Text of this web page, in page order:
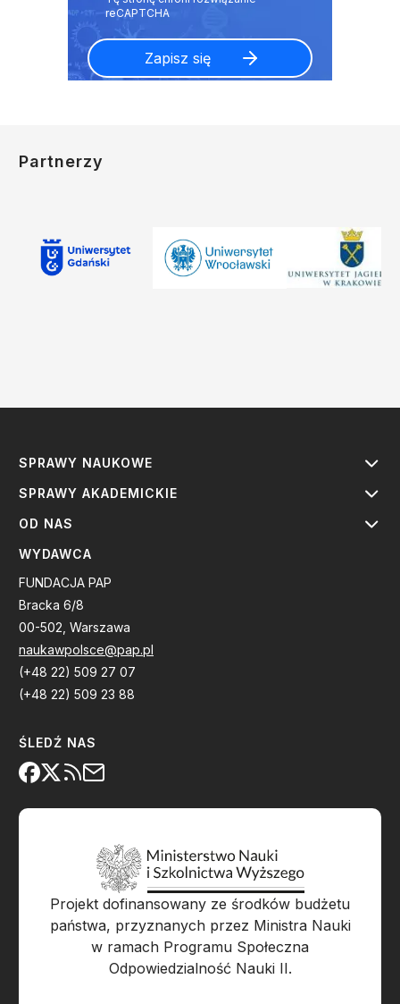
Partnerzy
SPRAWY NAUKOWE
SPRAWY AKADEMICKIE
OD NAS
WYDAWCA
FUNDACJA PAP
Bracka 6/8
00-502, Warszawa
naukawpolsce@pap.pl
(+48 22) 509 27 07
(+48 22) 509 23 88
ŚLEDŹ NAS
Projekt dofinansowany ze środków budżetu
państwa, przyznanych przez Ministra Nauki
w ramach Programu Społeczna
Odpowiedzialność Nauki II.